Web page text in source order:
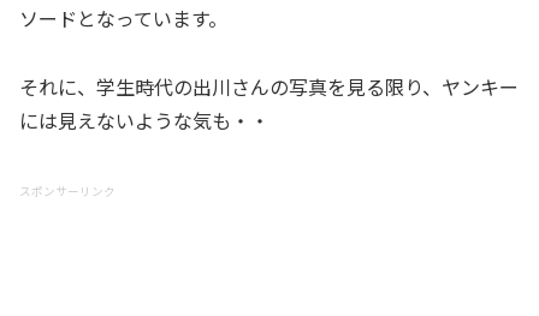
ソードとなっています。
それに、学生時代の出川さんの写真を見る限り、ヤンキー
には見えないような気も・・
スポンサーリンク